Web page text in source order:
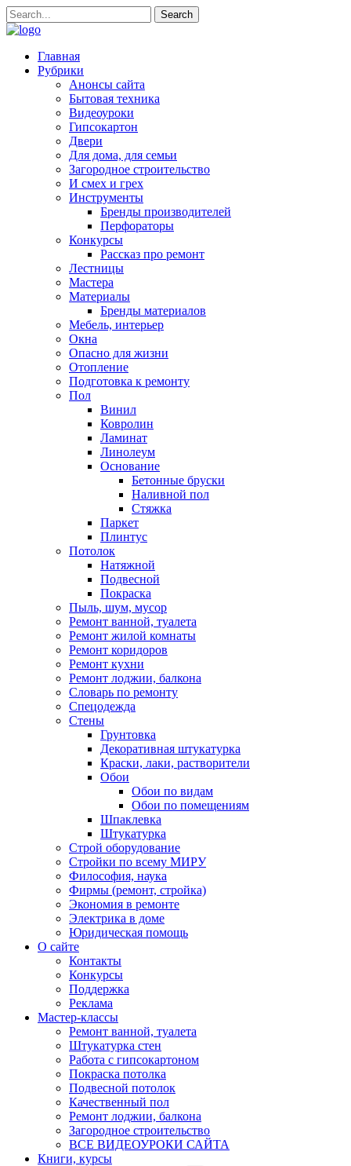
Главная
Рубрики
Анонсы сайта
Бытовая техника
Видеоуроки
Гипсокартон
Двери
Для дома, для семьи
Загородное строительство
И смех и грех
Инструменты
Бренды производителей
Перфораторы
Конкурсы
Рассказ про ремонт
Лестницы
Мастера
Материалы
Бренды материалов
Мебель, интерьер
Окна
Опасно для жизни
Отопление
Подготовка к ремонту
Пол
Винил
Ковролин
Ламинат
Линолеум
Основание
Бетонные бруски
Наливной пол
Стяжка
Паркет
Плинтус
Потолок
Натяжной
Подвесной
Покраска
Пыль, шум, мусор
Ремонт ванной, туалета
Ремонт жилой комнаты
Ремонт коридоров
Ремонт кухни
Ремонт лоджии, балкона
Словарь по ремонту
Спецодежда
Стены
Грунтовка
Декоративная штукатурка
Краски, лаки, растворители
Обои
Обои по видам
Обои по помещениям
Шпаклевка
Штукатурка
Строй оборудование
Стройки по всему МИРУ
Философия, наука
Фирмы (ремонт, стройка)
Экономия в ремонте
Электрика в доме
Юридическая помощь
О сайте
Контакты
Конкурсы
Поддержка
Реклама
Мастер-классы
Ремонт ванной, туалета
Штукатурка стен
Работа с гипсокартоном
Покраска потолка
Подвесной потолок
Качественный пол
Ремонт лоджии, балкона
Загородное строительство
ВСЕ ВИДЕОУРОКИ САЙТА
Книги, курсы